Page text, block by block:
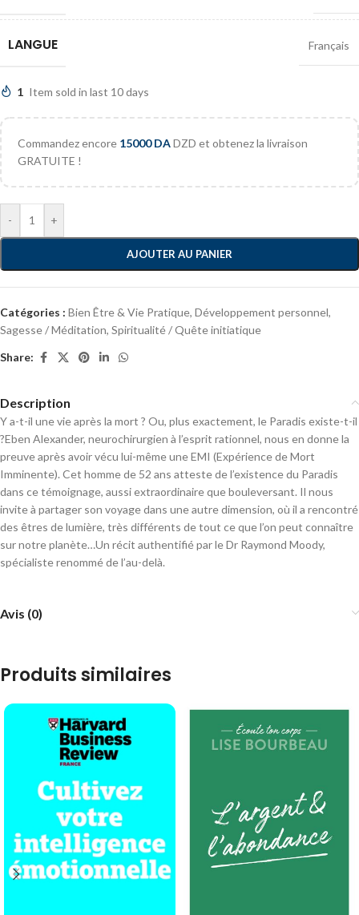
LANGUE Français
1 Item sold in last 10 days
Commandez encore 15000DADZD et obtenez la livraison
GRATUITE !
- +
AJOUTER AU PANIER
Catégories : Bien Être & Vie Pratique, Développement personnel,
Sagesse / Méditation, Spiritualité / Quête initiatique
Share:
Description
Y a-t-il une vie après la mort ? Ou, plus exactement, le Paradis existe-t-il
?Eben Alexander, neurochirurgien à l’esprit rationnel, nous en donne la
preuve après avoir vécu lui-même une EMI (Expérience de Mort
Imminente). Cet homme de 52 ans atteste de l’existence du Paradis
dans ce témoignage, aussi extraordinaire que bouleversant. Il nous
invite à partager son voyage dans une autre dimension, où il a rencontré
des êtres de lumière, très différents de tout ce que l’on peut connaître
sur notre planète…Un récit authentifié par le Dr Raymond Moody,
spécialiste renommé de l’au-delà.
Avis (0)
Produits similaires